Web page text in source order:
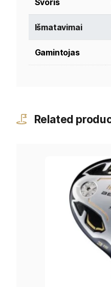
Svoris
Išmatavimai
Gamintojas
Related